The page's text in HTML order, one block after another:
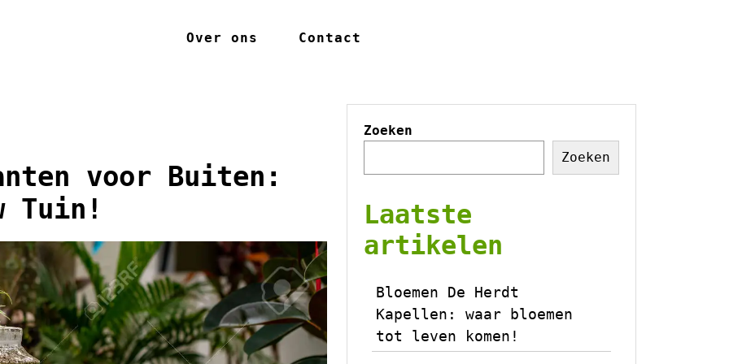
Over ons Contact
voor Buiten:
Tuin!
Zoeken
Zoeken
Laatste
artikelen
Bloemen De Herdt
Kapellen: waar bloemen
tot leven komen!